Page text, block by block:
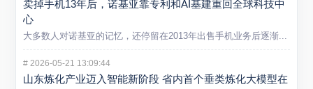
卖掉手机13年后，诺基亚靠专利和AI基建重回全球科技中
心
大多数人对诺基亚的记忆，还停留在2013年出售手机业务后逐渐...
#2026-05-21 13:09:44
山东炼化产业迈入智能新阶段 省内首个垂类炼化大模型在